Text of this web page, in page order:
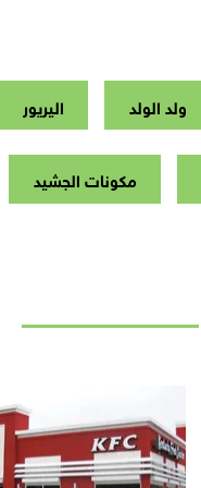
ولد الولد اليريور
مكونات الجشيد